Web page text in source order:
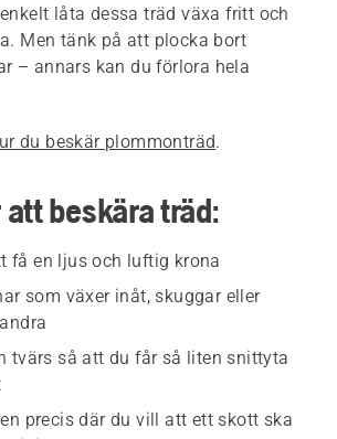
låta dessa träd växa fritt och
Men tänk på att plocka bort
– annars kan du förlora hela
du beskär plommonträd.
beskära träd:
få en ljus och luftig krona
som växer inåt, skuggar eller
tvärs så att du får så liten snittyta
precis där du vill att ett skott ska